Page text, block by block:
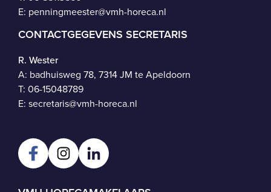
E: penningmeester@vmh-horeca.nl
CONTACTGEGEVENS SECRETARIS
R. Wester
A: badhuisweg 78, 7314 JM te Apeldoorn
T: 06-15048789
E: secretaris@vmh-horeca.nl